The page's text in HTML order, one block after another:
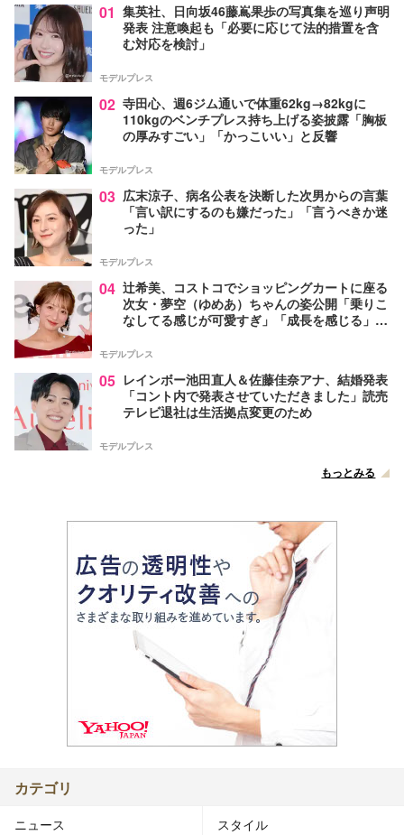
01 集英社、日向坂46藤嶌果歩の写真集を巡り声明
発表 注意喚起も「必要に応じて法的措置を含
む対応を検討」
モデルプレス
02 寺田心、週6ジム通いで体重62kg→82kgに
110kgのベンチプレス持ち上げる姿披露「胸板
の厚みすごい」「かっこいい」と反響
モデルプレス
03 広末涼子、病名公表を決断した次男からの言葉
「言い訳にするのも嫌だった」「言うべきか迷
った」
モデルプレス
04 辻希美、コストコでショッピングカートに座る
次女・夢空（ゆめあ）ちゃんの姿公開「乗りこ
なしてる感じが可愛すぎ」「成長を感じる」の
モデルプレス
05 レインボー池田直人＆佐藤佳奈アナ、結婚発表
「コント内で発表させていただきました」読売
テレビ退社は生活拠点変更のため
モデルプレス
もっとみる
カテゴリ
ニュース スタイル